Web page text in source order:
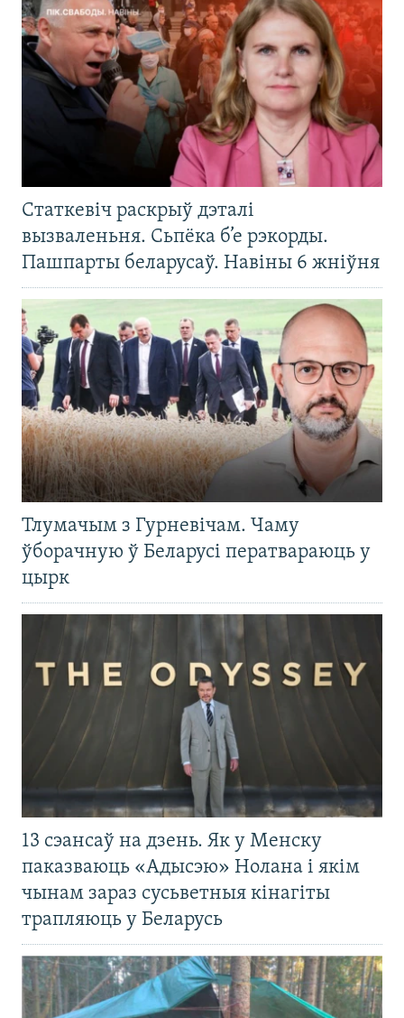
Статкевіч раскрыў дэталі
вызваленьня. Сьпёка б’е рэкорды.
Пашпарты беларусаў. Навіны 6 жніўня
Тлумачым з Гурневічам. Чаму
ўборачную ў Беларусі ператвараюць у
цырк
13 сэансаў на дзень. Як у Менску
паказваюць «Адысэю» Нолана і якім
чынам зараз сусьветныя кінагіты
трапляюць у Беларусь